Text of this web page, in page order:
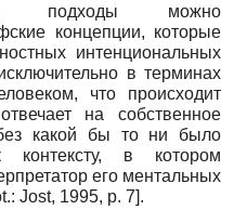
подходы можно
концепции, которые
интенциональных
в терминах
что происходит
на собственное
какой бы то ни было
контексту, в котором
его ментальных
Jost, 1995, p. 7].